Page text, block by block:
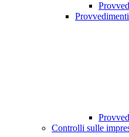
Controlli sulle